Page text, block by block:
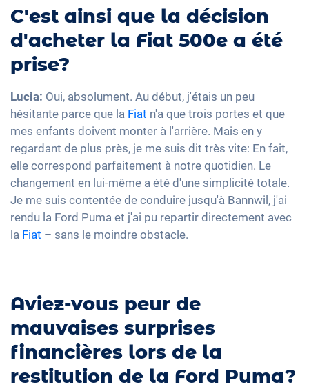
C'est ainsi que la décision
d'acheter la Fiat 500e a été
prise?
Lucia: Oui, absolument. Au début, j'étais un peu
hésitante parce que la Fiat n'a que trois portes et que
mes enfants doivent monter à l'arrière. Mais en y
regardant de plus près, je me suis dit très vite: En fait,
elle correspond parfaitement à notre quotidien. Le
changement en lui-même a été d'une simplicité totale.
Je me suis contentée de conduire jusqu'à Bannwil, j'ai
rendu la Ford Puma et j'ai pu repartir directement avec
la Fiat – sans le moindre obstacle.
Aviez-vous peur de
mauvaises surprises
financières lors de la
restitution de la Ford Puma?